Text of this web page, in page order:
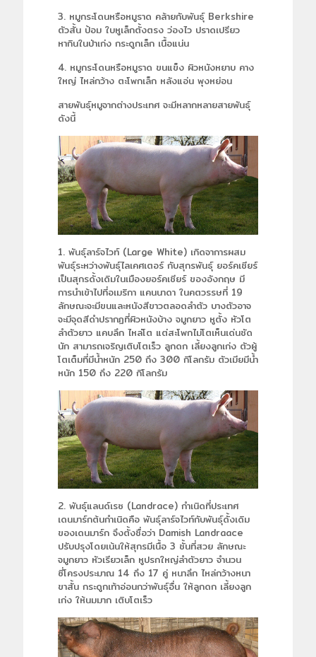
3. หมูกระโดนหรือหมูราด คล้ายกับพันธุ์ Berkshire
ตัวสั้น ป้อม ใบหูเล็กตั้งตรง ว่องไว ปราดเปรียว
หากินในป่าเก่ง กระดูกเล็ก เนื้อแน่น
4. หมูกระโดนหรือหมูราด ขนแข็ง ผิวหนังหยาบ คาง
ใหญ่ ไหล่กว้าง ตะโพกเล็ก หลังแอ่น พุงหย่อน
สายพันธุ์หมูจากต่างประเทศ จะมีหลากหลายสายพันธุ์
ดังนี้
1. พันธุ์ลาร์จไวท์ (Large White) เกิดจาการผสม
พันธุ์ระหว่างพันธุ์ไลเคศเตอร์ กับสุกรพันธุ์ ยอร์คเชียร์
เป็นสุกรดั้งเดิมในเมืองยอร์คเชียร์ ของอังกฤษ มี
การนำเข้าไปที่อเมริกา แคนนาดา ในคตวรรษที่ 19
ลักษณะจะมีขนและหนังสีขาวตลอดลำตัว บางตัวอาจ
จะมีจุดสีดำปรากฏที่ผิวหนังบ้าง จมูกยาว หูตั้ง หัวโต
ลำตัวยาว แคบลึก ไหล่โต แต่สะโพกไม่โตเห็นเด่นชัด
นัก สามารถเจริญเติบโตเร็ว ลูกดก เลี้ยงลูกเก่ง ตัวผู้
โตเต็มที่มีน้ำหนัก 250 ถึง 300 กิโลกรัม ตัวเมียมีน้ำ
หนัก 150 ถึง 220 กิโลกรัม
2. พันธุ์แลนด์เรซ (Landrace) กำเนิดที่ประเทศ
เดนมาร์กต้นกำเนิดคือ พันธุ์ลาร์จไวท์กับพันธุ์ดั้งเดิม
ของเดนมาร์ก จึงตั้งชื่อว่า Damish Landraace
ปรับปรุงโดยเน้นให้สุกรมีเนื้อ 3 ชั้นที่สวย ลักษณะ
จมูกยาว หัวเรียวเล็ก หูปรกใหญ่ลำตัวยาว จำนวน
ซี่โครงประมาณ 14 ถึง 17 คู่ หนาลึก ไหล่กว้างหนา
ขาสั้น กระดูกเท้าอ่อนกว่าพันธุ์อื่น ให้ลูกดก เลี้ยงลูก
เก่ง ให้นมมาก เติบโตเร็ว